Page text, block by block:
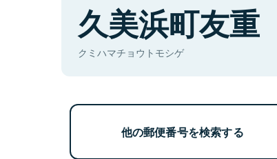
久美浜町友重
クミハマチョウトモシゲ
他の郵便番号を検索する